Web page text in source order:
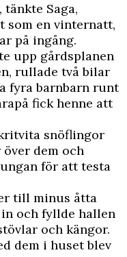
Saga,
som en vinternatt,
på ingång.
upp gårdsplanen
rullade två bilar
fyra barnbarn runt
fick henne att
snöflingor
dem och
för att testa
till minus åtta
och fyllde hallen
och kängor.
dem i huset blev